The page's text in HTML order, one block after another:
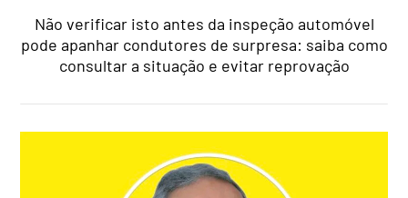
Não verificar isto antes da inspeção automóvel
pode apanhar condutores de surpresa: saiba como
consultar a situação e evitar reprovação